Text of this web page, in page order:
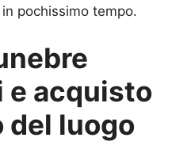
pochissimo tempo.
e acquisto
del luogo